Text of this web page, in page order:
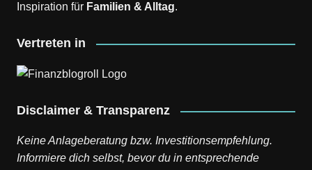
Inspiration für Familien & Alltag.
Vertreten in
Disclaimer & Transparenz
Keine Anlageberatung bzw. Investitionsempfehlung.
Informiere dich selbst, bevor du in entsprechende